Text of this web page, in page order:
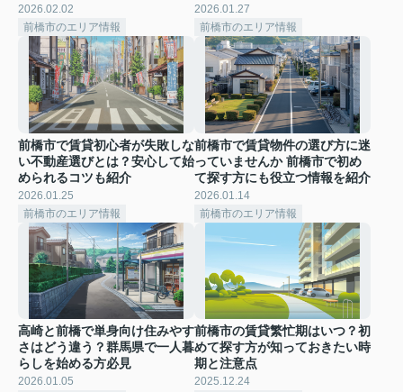
2026.02.02
前橋市のエリア情報
2026.01.27
前橋市のエリア情報
前橋市で賃貸初心者が失敗しな
い不動産選びとは？安心して始
められるコツも紹介
2026.01.25
前橋市のエリア情報
前橋市で賃貸物件の選び方に迷
っていませんか 前橋市で初め
て探す方にも役立つ情報を紹介
2026.01.14
前橋市のエリア情報
高崎と前橋で単身向け住みやす
さはどう違う？群馬県で一人暮
らしを始める方必見
2026.01.05
前橋市の賃貸繁忙期はいつ？初
めて探す方が知っておきたい時
期と注意点
2025.12.24